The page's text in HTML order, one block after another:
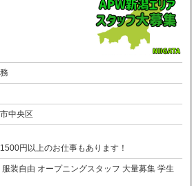
中央区
円以上のお仕事もあります！
装自由 オープニングスタッフ 大量募集 学生